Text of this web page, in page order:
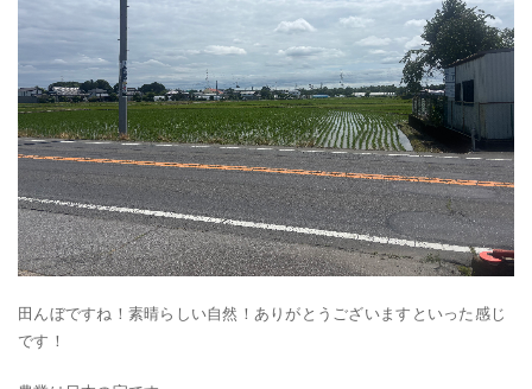
田んぼですね！素晴らしい自然！ありがとうございますといった感じ
です！